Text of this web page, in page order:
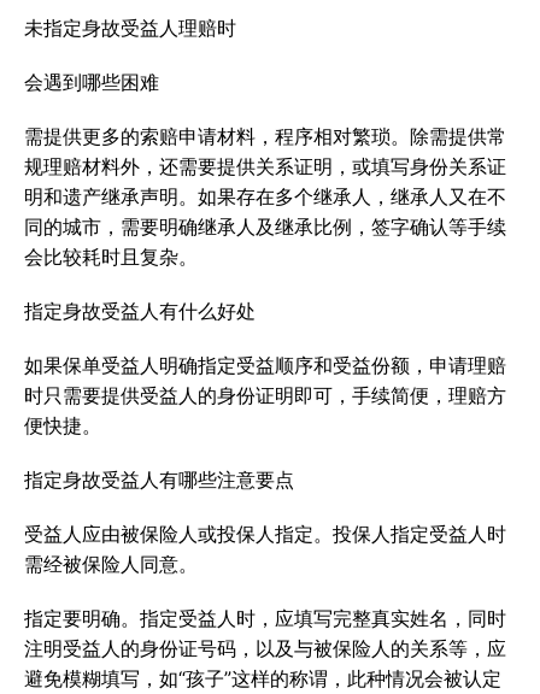
未指定身故受益人理赔时
会遇到哪些困难
需提供更多的索赔申请材料，程序相对繁琐。除需提供常
规理赔材料外，还需要提供关系证明，或填写身份关系证
明和遗产继承声明。如果存在多个继承人，继承人又在不
同的城市，需要明确继承人及继承比例，签字确认等手续
会比较耗时且复杂。
指定身故受益人有什么好处
如果保单受益人明确指定受益顺序和受益份额，申请理赔
时只需要提供受益人的身份证明即可，手续简便，理赔方
便快捷。
指定身故受益人有哪些注意要点
受益人应由被保险人或投保人指定。投保人指定受益人时
需经被保险人同意。
指定要明确。指定受益人时，应填写完整真实姓名，同时
注明受益人的身份证号码，以及与被保险人的关系等，应
避免模糊填写，如“孩子”这样的称谓，此种情况会被认定